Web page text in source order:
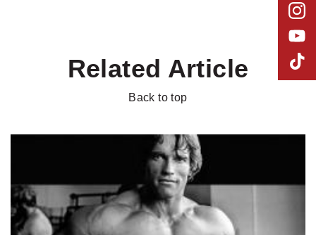
Related Article
Back to top